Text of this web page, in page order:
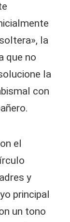
la
que no
la
con
el
y
principal
un tono